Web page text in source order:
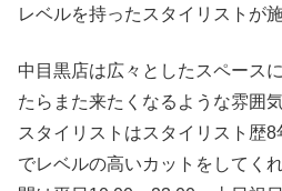
レベルを持ったスタイリストが
中目黒店は広々としたスペース
たらまた来たくなるような雰囲
スタイリストはスタイリスト歴
でレベルの高いカットをしてく